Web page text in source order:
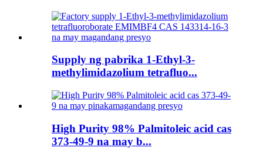
Supply ng pabrika 1-Ethyl-3-
methylimidazolium tetrafluo...
High Purity 98% Palmitoleic acid cas
373-49-9 na may b...